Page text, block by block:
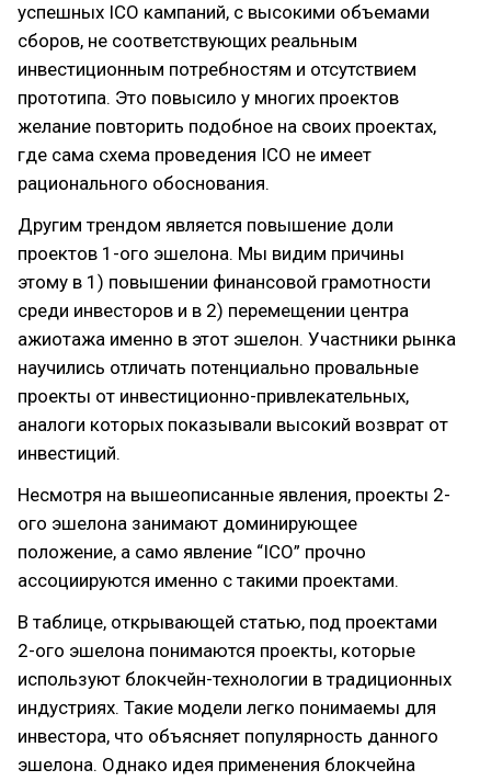
успешных ICO кампаний, с высокими объемами
сборов, не соответствующих реальным
инвестиционным потребностям и отсутствием
прототипа. Это повысило у многих проектов
желание повторить подобное на своих проектах,
где сама схема проведения ICO не имеет
рационального обоснования.
Другим трендом является повышение доли
проектов 1-ого эшелона. Мы видим причины
этому в 1) повышении финансовой грамотности
среди инвесторов и в 2) перемещении центра
ажиотажа именно в этот эшелон. Участники рынка
научились отличать потенциально провальные
проекты от инвестиционно-привлекательных,
аналоги которых показывали высокий возврат от
инвестиций.
Несмотря на вышеописанные явления, проекты 2-
ого эшелона занимают доминирующее
положение, а само явление “ICO” прочно
ассоциируются именно с такими проектами.
В таблице, открывающей статью, под проектами
2-ого эшелона понимаются проекты, которые
используют блокчейн-технологии в традиционных
индустриях. Такие модели легко понимаемы для
инвестора, что объясняет популярность данного
эшелона. Однако идея применения блокчейна